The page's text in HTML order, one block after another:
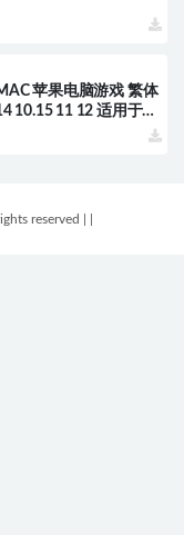
苹果电脑游戏 繁体
10.15 11 12 适用于
reserved